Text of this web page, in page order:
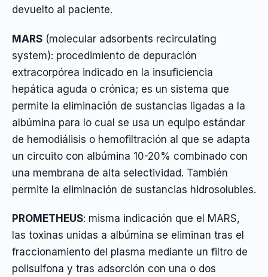
devuelto al paciente.
MARS (molecular adsorbents recirculating
system): procedimiento de depuración
extracorpórea indicado en la insuficiencia
hepática aguda o crónica; es un sistema que
permite la eliminación de sustancias ligadas a la
albúmina para lo cual se usa un equipo estándar
de hemodiálisis o hemofiltración al que se adapta
un circuito con albúmina 10-20% combinado con
una membrana de alta selectividad. También
permite la eliminación de sustancias hidrosolubles.
PROMETHEUS: misma indicación que el MARS,
las toxinas unidas a albúmina se eliminan tras el
fraccionamiento del plasma mediante un filtro de
polisulfona y tras adsorción con una o dos